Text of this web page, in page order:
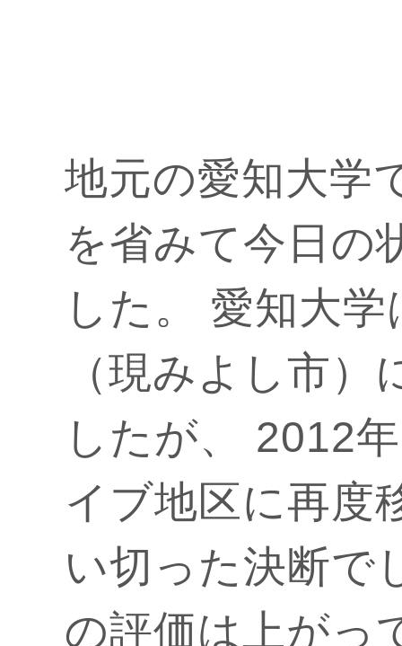
地元の愛知大学
を省みて今日の
した。 愛知大
（現みよし市
したが、 2012
イブ地区に再度
い切った決断で
の評価は上がっ